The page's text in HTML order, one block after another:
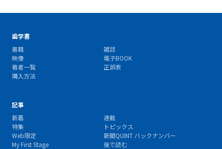
歯学書
書籍
雑誌
映像
電子BOOK
著者一覧
正誤表
購入方法
記事
新着
連載
特集
トピックス
Web限定
新聞QUINT バックナンバー
My First Stage
後で読む